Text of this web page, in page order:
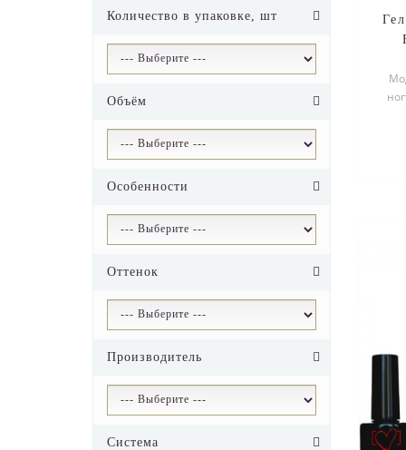
Количество в упаковке, шт
Объём
Особенности
Оттенок
Производитель
Система